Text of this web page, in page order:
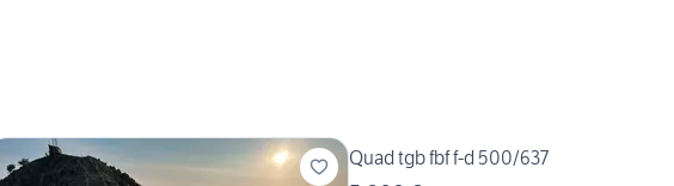
Quad tgb fbf f-d 500/637